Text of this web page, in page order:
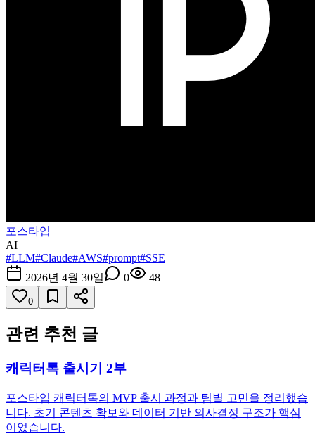
포스타입
AI
#LLM#Claude#AWS#prompt#SSE
2026년 4월 30일
0 48
0
관련 추천 글
캐릭터톡 출시기 2부
포스타입 캐릭터톡의 MVP 출시 과정과 팀별 고민을 정리했습
니다. 초기 콘텐츠 확보와 데이터 기반 의사결정 구조가 핵심
이었습니다.